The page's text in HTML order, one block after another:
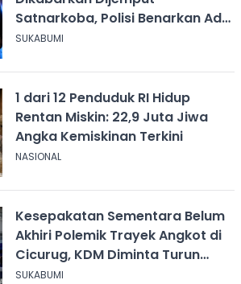
Satnarkoba, Polisi Benarkan Ada
Penindakan
SUKABUMI
1 dari 12 Penduduk RI Hidup
Rentan Miskin: 22,9 Juta Jiwa
Angka Kemiskinan Terkini
NASIONAL
Kesepakatan Sementara Belum
Akhiri Polemik Trayek Angkot di
Cicurug, KDM Diminta Turun
Tangan
SUKABUMI